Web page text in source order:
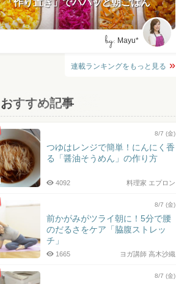
「作り置き」でパパッと朝ごはん
by: Mayu*
連載ランキングをもっと見る
おすすめ記事
8/7 (金)
つゆはレンジで簡単！にんにく香
る「醤油そうめん」の作り方
料理家 エプロン
4092
8/7 (金)
前かがみがツライ朝に！5分で腰
のだるさをケア「脇腹ストレッ
チ」
ヨガ講師 高木沙織
1665
8/7 (金)